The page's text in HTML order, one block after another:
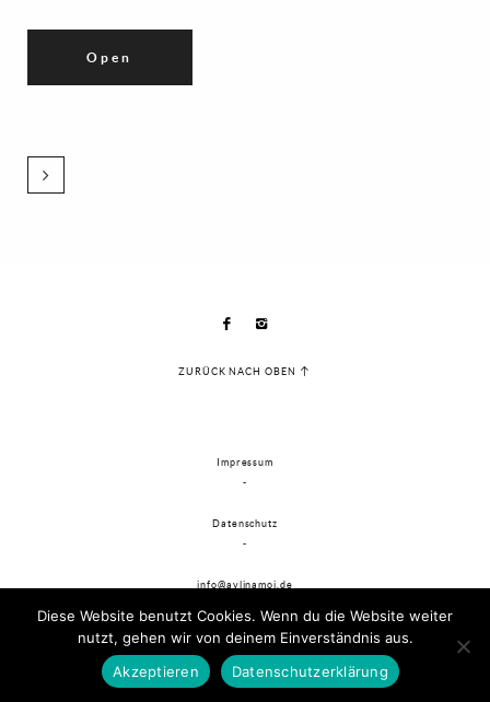
Open
info@aylinamoi.de
-
Datenschutz
-
Impressum
ZURÜCK NACH OBEN
Diese Website benutzt Cookies. Wenn du die Website weiter
nutzt, gehen wir von deinem Einverständnis aus.
Akzeptieren
Datenschutzerklärung